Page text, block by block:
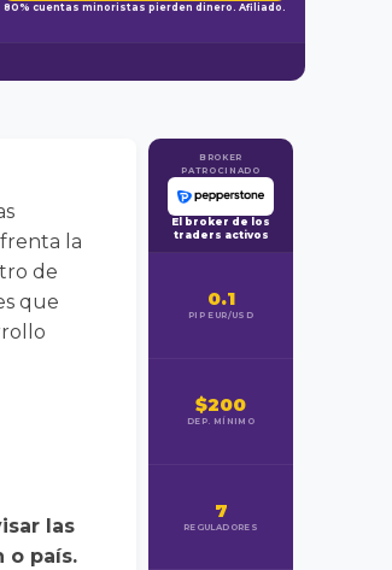
80% cuentas minoristas pierden dinero. Afiliado.
la
de
que
las
o país.
BROKER
PATROCINADO
El broker de los
traders activos
0.1
PIP EUR/USD
$200
DEP. MÍNIMO
7
REGULADORES